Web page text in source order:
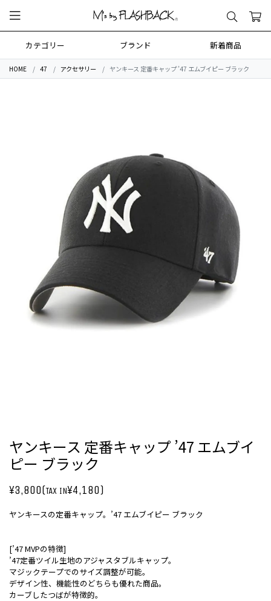
カテゴリー ブランド 新着商品
HOME 47 アクセサリー ヤンキース 定番キャップ ’47 エムブイピー ブラック
ヤンキース 定番キャップ ’47 エムブイ
ピー ブラック
¥3,800(TAX IN¥4,180)
ヤンキースの定番キャップ。’47 エムブイピー ブラック
[’47 MVPの特徴]
’47定番ツイル生地のアジャスタブルキャップ。
マジックテープでのサイズ調整が可能。
デザイン性、機能性のどちらも優れた商品。
カーブしたつばが特徴的。